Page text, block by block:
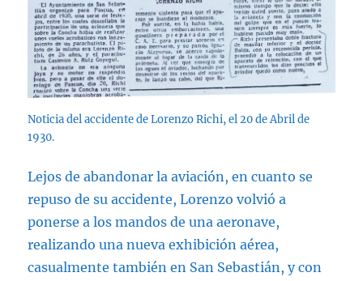
Noticia del accidente de Lorenzo Richi, el 20 de Abril de
1930.
Lejos de abandonar la aviación, en cuanto se
repuso de su accidente, Lorenzo volvió a
ponerse a los mandos de una aeronave,
realizando una nueva exhibición aérea,
casualmente también en San Sebastián, y con